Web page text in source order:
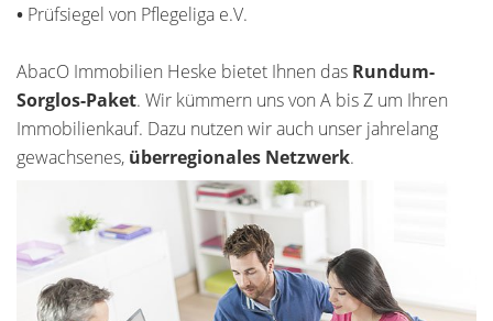
• Prüfsiegel von Pflegeliga e.V.
AbacO Immobilien Heske bietet Ihnen das Rundum-
Sorglos-Paket. Wir kümmern uns von A bis Z um Ihren
Immobilienkauf. Dazu nutzen wir auch unser jahrelang
gewachsenes, überregionales Netzwerk.